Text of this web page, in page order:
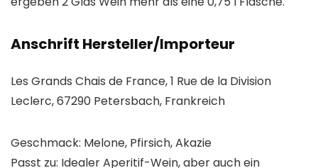
Anschrift Hersteller/Importeur
Les Grands Chais de France, 1 Rue de la Division
Leclerc, 67290 Petersbach, Frankreich
Geschmack: Melone, Pfirsich, Akazie
Passt zu: Idealer Aperitif-Wein, aber auch ein